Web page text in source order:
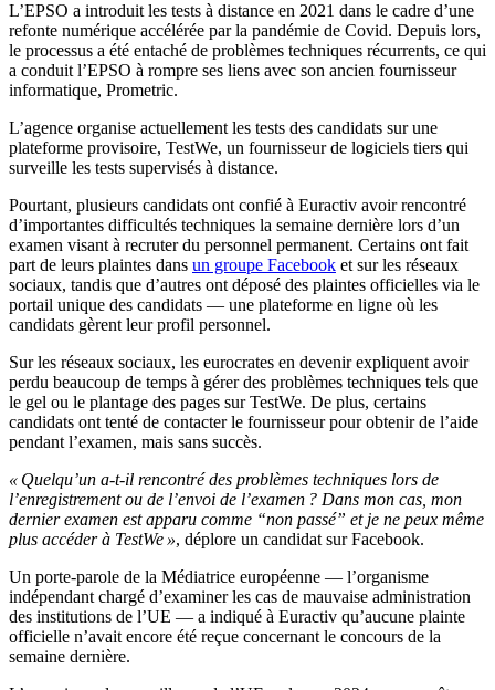
L’EPSO a introduit les tests à distance en 2021 dans le cadre d’une
refonte numérique accélérée par la pandémie de Covid. Depuis lors,
le processus a été entaché de problèmes techniques récurrents, ce qui
a conduit l’EPSO à rompre ses liens avec son ancien fournisseur
informatique, Prometric.
L’agence organise actuellement les tests des candidats sur une
plateforme provisoire, TestWe, un fournisseur de logiciels tiers qui
surveille les tests supervisés à distance.
Pourtant, plusieurs candidats ont confié à Euractiv avoir rencontré
d’importantes difficultés techniques la semaine dernière lors d’un
examen visant à recruter du personnel permanent. Certains ont fait
part de leurs plaintes dans un groupe Facebook et sur les réseaux
sociaux, tandis que d’autres ont déposé des plaintes officielles via le
portail unique des candidats — une plateforme en ligne où les
candidats gèrent leur profil personnel.
Sur les réseaux sociaux, les eurocrates en devenir expliquent avoir
perdu beaucoup de temps à gérer des problèmes techniques tels que
le gel ou le plantage des pages sur TestWe. De plus, certains
candidats ont tenté de contacter le fournisseur pour obtenir de l’aide
pendant l’examen, mais sans succès.
« Quelqu’un a-t-il rencontré des problèmes techniques lors de
l’enregistrement ou de l’envoi de l’examen ? Dans mon cas, mon
dernier examen est apparu comme “non passé” et je ne peux même
plus accéder à TestWe », déplore un candidat sur Facebook.
Un porte-parole de la Médiatrice européenne — l’organisme
indépendant chargé d’examiner les cas de mauvaise administration
des institutions de l’UE — a indiqué à Euractiv qu’aucune plainte
officielle n’avait encore été reçue concernant le concours de la
semaine dernière.